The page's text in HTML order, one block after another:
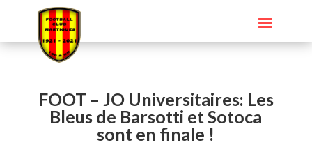
FOOT – JO Universitaires: Les
Bleus de Barsotti et Sotoca
sont en finale !